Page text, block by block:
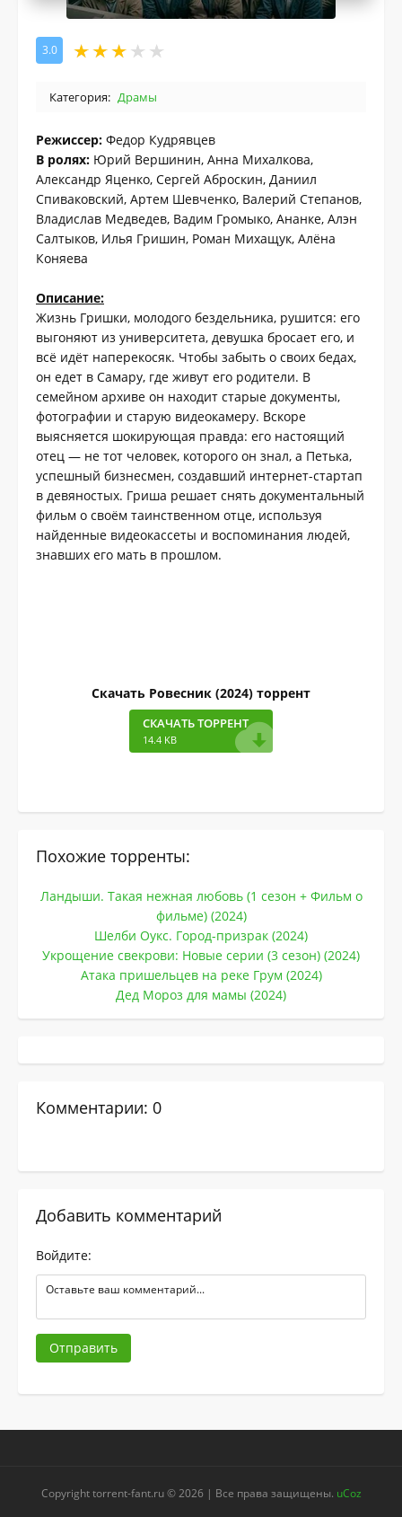
3.0
Категория: Драмы
Режиссер: Федор Кудрявцев
В ролях: Юрий Вершинин, Анна Михалкова,
Александр Яценко, Сергей Аброскин, Даниил
Спиваковский, Артем Шевченко, Валерий Степанов,
Владислав Медведев, Вадим Громыко, Ананке, Алэн
Салтыков, Илья Гришин, Роман Михащук, Алёна
Коняева
Описание:
Жизнь Гришки, молодого бездельника, рушится: его
выгоняют из университета, девушка бросает его, и
всё идёт наперекосяк. Чтобы забыть о своих бедах,
он едет в Самару, где живут его родители. В
семейном архиве он находит старые документы,
фотографии и старую видеокамеру. Вскоре
выясняется шокирующая правда: его настоящий
отец — не тот человек, которого он знал, а Петька,
успешный бизнесмен, создавший интернет-стартап
в девяностых. Гриша решает снять документальный
фильм о своём таинственном отце, используя
найденные видеокассеты и воспоминания людей,
знавших его мать в прошлом.
Скачать Ровесник (2024) торрент
СКАЧАТЬ ТОРРЕНТ
14.4 KB
Похожие торренты:
Ландыши. Такая нежная любовь (1 сезон + Фильм о
фильме) (2024)
Шелби Оукс. Город-призрак (2024)
Укрощение свекрови: Новые серии (3 сезон) (2024)
Атака пришельцев на реке Грум (2024)
Дед Мороз для мамы (2024)
Комментарии: 0
Добавить комментарий
Войдите:
Отправить
Copyright torrent-fant.ru © 2026 | Все права защищены. uCoz